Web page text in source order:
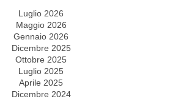
Luglio 2026
Maggio 2026
Gennaio 2026
Dicembre 2025
Ottobre 2025
Luglio 2025
Aprile 2025
Dicembre 2024